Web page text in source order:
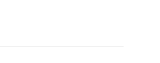
de vélo de